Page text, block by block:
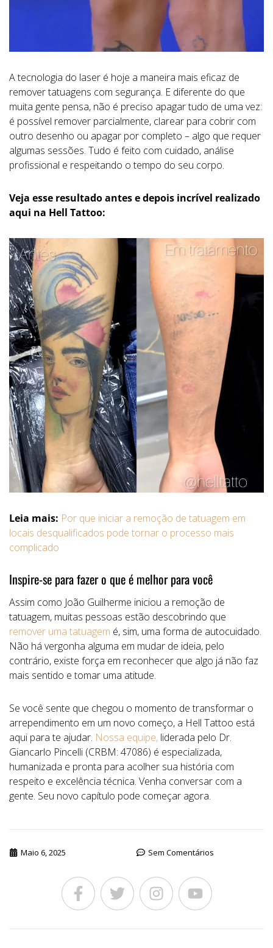
A tecnologia do laser é hoje a maneira mais eficaz de
remover tatuagens com segurança. E diferente do que
muita gente pensa, não é preciso apagar tudo de uma vez:
é possível remover parcialmente, clarear para cobrir com
outro desenho ou apagar por completo – algo que requer
algumas sessões. Tudo é feito com cuidado, análise
profissional e respeitando o tempo do seu corpo.
Veja esse resultado antes e depois incrível realizado
aqui na Hell Tattoo:
Leia mais: Por que iniciar a remoção de tatuagem em
locais desqualificados pode tornar o processo mais
complicado
Inspire-se para fazer o que é melhor para você
Assim como João Guilherme iniciou a remoção de
tatuagem, muitas pessoas estão descobrindo que
remover uma tatuagem é, sim, uma forma de autocuidado.
Não há vergonha alguma em mudar de ideia, pelo
contrário, existe força em reconhecer que algo já não faz
mais sentido e tomar uma atitude.
Se você sente que chegou o momento de transformar o
arrependimento em um novo começo, a Hell Tattoo está
aqui para te ajudar. Nossa equipe, liderada pelo Dr.
Giancarlo Pincelli (CRBM: 47086) é especializada,
humanizada e pronta para acolher sua história com
respeito e excelência técnica. Venha conversar com a
gente. Seu novo capítulo pode começar agora.
Maio 6, 2025 Sem Comentários